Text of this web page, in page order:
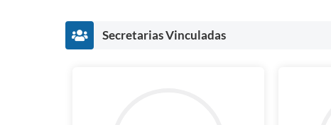
Secretarias Vinculadas